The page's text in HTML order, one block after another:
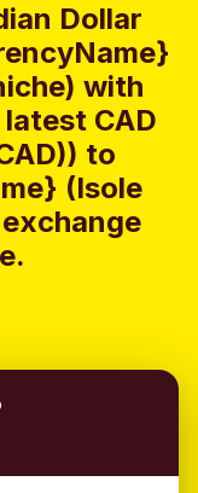
Dollar
with
CAD
to
(Isole